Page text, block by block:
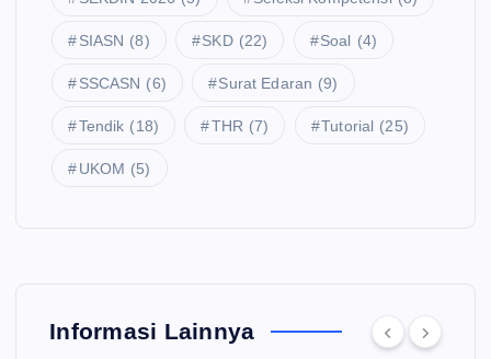
SIASN (8) SKD (22) Soal (4)
SSCASN (6) Surat Edaran (9)
Tendik (18) THR (7) Tutorial (25)
UKOM (5)
Informasi Lainnya